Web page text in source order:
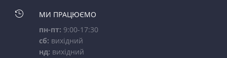

МИ ПРАЦЮЄМО
пн-пт: 9:00-17:30
сб: вихідний
нд: вихідний